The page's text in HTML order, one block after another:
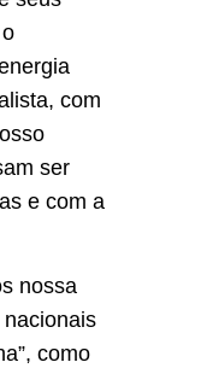
com
ser
e com a
nossa
nacionais
como